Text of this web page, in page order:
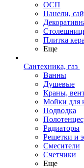
ОСП
Панели,
Плитка
Еще
Сантехника, газ
Ванны
Душевые
Краны,
Мойки для
Подводка
Радиаторы
Решетки и
Смесители
Счетчики
Еще